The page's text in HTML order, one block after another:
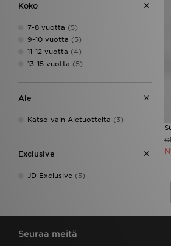
Koko
7-8 vuotta (5)
9-10 vuotta (5)
11-12 vuotta (4)
13-15 vuotta (5)
Ale
Katso vain Aletuotteita (3)
Exclusive
JD Exclusive (5)
Seuraa meitä